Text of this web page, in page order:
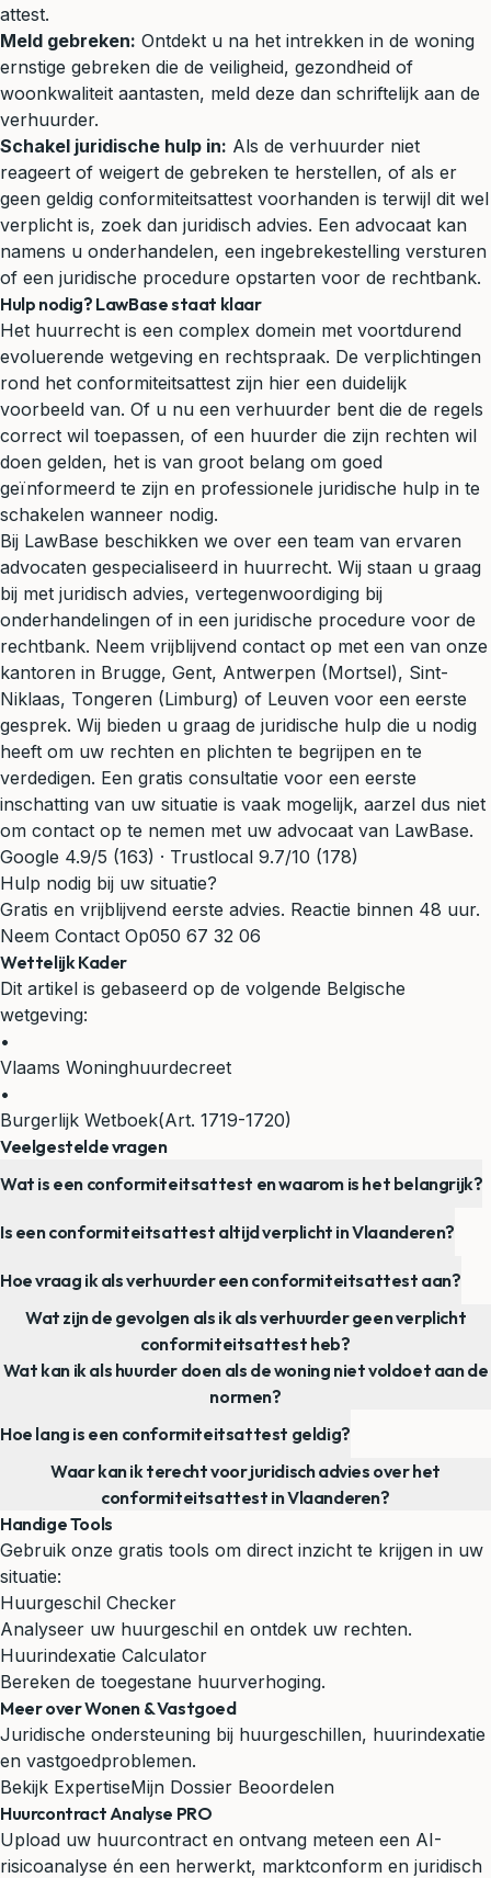
attest.
Meld gebreken: Ontdekt u na het intrekken in de woning
ernstige gebreken die de veiligheid, gezondheid of
woonkwaliteit aantasten, meld deze dan schriftelijk aan de
verhuurder.
Schakel juridische hulp in: Als de verhuurder niet
reageert of weigert de gebreken te herstellen, of als er
geen geldig conformiteitsattest voorhanden is terwijl dit wel
verplicht is, zoek dan juridisch advies. Een advocaat kan
namens u onderhandelen, een ingebrekestelling versturen
of een juridische procedure opstarten voor de rechtbank.
Hulp nodig? LawBase staat klaar
Het huurrecht is een complex domein met voortdurend
evoluerende wetgeving en rechtspraak. De verplichtingen
rond het conformiteitsattest zijn hier een duidelijk
voorbeeld van. Of u nu een verhuurder bent die de regels
correct wil toepassen, of een huurder die zijn rechten wil
doen gelden, het is van groot belang om goed
geïnformeerd te zijn en professionele juridische hulp in te
schakelen wanneer nodig.
Bij LawBase beschikken we over een team van ervaren
advocaten gespecialiseerd in huurrecht. Wij staan u graag
bij met juridisch advies, vertegenwoordiging bij
onderhandelingen of in een juridische procedure voor de
rechtbank. Neem vrijblijvend contact op met een van onze
kantoren in Brugge, Gent, Antwerpen (Mortsel), Sint-
Niklaas, Tongeren (Limburg) of Leuven voor een eerste
gesprek. Wij bieden u graag de juridische hulp die u nodig
heeft om uw rechten en plichten te begrijpen en te
verdedigen. Een gratis consultatie voor een eerste
inschatting van uw situatie is vaak mogelijk, aarzel dus niet
om contact op te nemen met uw advocaat van LawBase.
Google 4.9/5 (163) · Trustlocal 9.7/10 (178)
Hulp nodig bij uw situatie?
Gratis en vrijblijvend eerste advies. Reactie binnen 48 uur.
Neem Contact Op050 67 32 06
Wettelijk Kader
Dit artikel is gebaseerd op de volgende Belgische
wetgeving:
•
Vlaams Woninghuurdecreet
•
Burgerlijk Wetboek(Art. 1719-1720)
Veelgestelde vragen
Wat is een conformiteitsattest en waarom is het belangrijk?
Is een conformiteitsattest altijd verplicht in Vlaanderen?
Hoe vraag ik als verhuurder een conformiteitsattest aan?
Wat zijn de gevolgen als ik als verhuurder geen verplicht
conformiteitsattest heb?
Wat kan ik als huurder doen als de woning niet voldoet aan de
normen?
Hoe lang is een conformiteitsattest geldig?
Waar kan ik terecht voor juridisch advies over het
conformiteitsattest in Vlaanderen?
Handige Tools
Gebruik onze gratis tools om direct inzicht te krijgen in uw
situatie:
Huurgeschil Checker
Analyseer uw huurgeschil en ontdek uw rechten.
Huurindexatie Calculator
Bereken de toegestane huurverhoging.
Meer over Wonen & Vastgoed
Juridische ondersteuning bij huurgeschillen, huurindexatie
en vastgoedproblemen.
Bekijk ExpertiseMijn Dossier Beoordelen
Huurcontract Analyse PRO
Upload uw huurcontract en ontvang meteen een AI-
risicoanalyse én een herwerkt, marktconform en juridisch